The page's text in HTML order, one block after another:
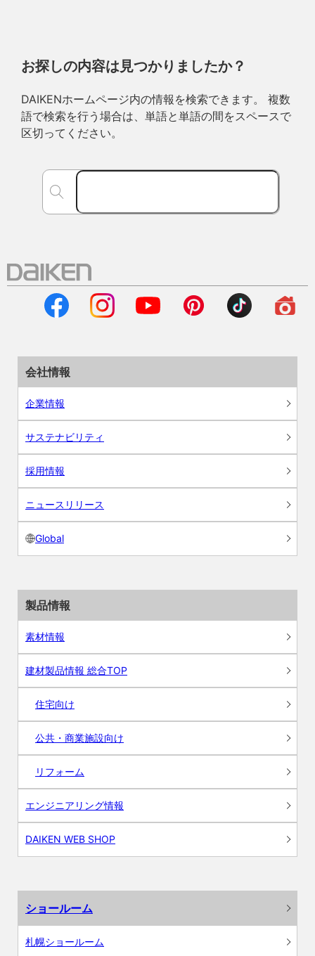
お探しの内容は見つかりましたか？
DAIKENホームページ内の情報を検索できます。 複数
語で検索を行う場合は、単語と単語の間をスペースで
区切ってください。
会社情報
企業情報
サステナビリティ
採用情報
ニュースリリース
Global
製品情報
素材情報
建材製品情報 総合TOP
住宅向け
公共・商業施設向け
リフォーム
エンジニアリング情報
DAIKEN WEB SHOP
ショールーム
札幌ショールーム